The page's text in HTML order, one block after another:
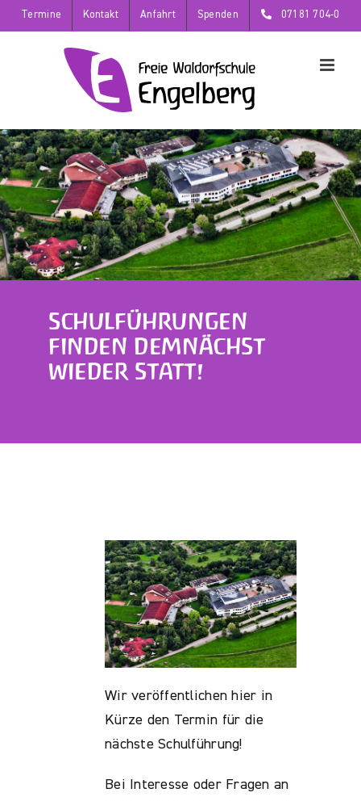
Zum
Inhalt
Termine Kontakt Anfahrt Spenden 07181 704-0
SCHULFÜHRUNGEN
FINDEN DEMNÄCHST
WIEDER STATT!
Wir veröffentlichen hier in
Kürze den Termin für die
nächste Schulführung!
Bei Interesse oder Fragen an